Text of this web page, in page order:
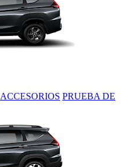
ACCESORIOS PRUEBA DE